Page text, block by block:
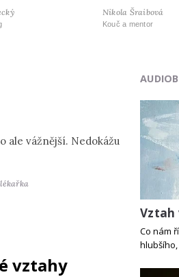
Nikola Šraibová
Kouč a mentor
ale vážnější. Nedokážu
vztahy
Vztah
Co nám